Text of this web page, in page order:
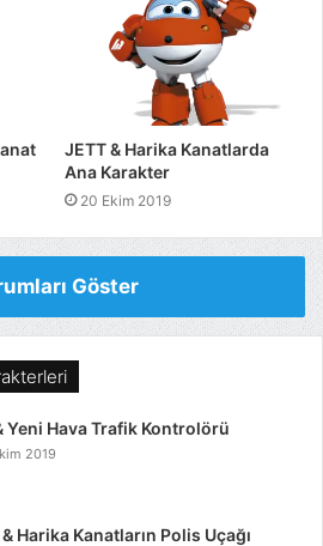
JETT & Harika Kanatlarda
Ana Karakter
20 Ekim 2019
Göster
Yeni Hava Trafik Kontrolörü
2019
& Harika Kanatların Polis Uçağı